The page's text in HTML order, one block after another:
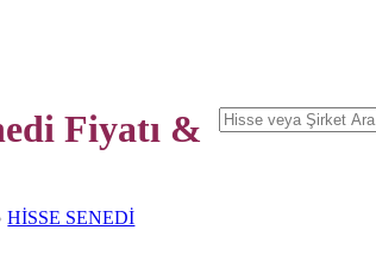
Fiyatı &
HİSSE SENEDİ